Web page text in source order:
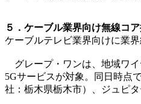
５．ケーブル業界向け無線コ
ケーブルテレビ業界向けに業
グレープ・ワンは、地域ワイ
5Gサービスが対象。同日時点
社：栃木県栃木市）、ジュピ